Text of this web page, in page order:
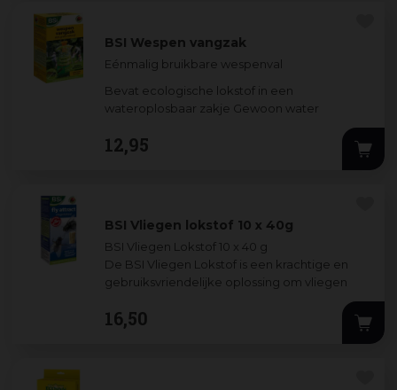
BSI Wespen vangzak
Eénmalig bruikbare wespenval
Bevat ecologische lokstof in een
wateroplosbaar zakje Gewoon water
terra...
12,95
BSI Vliegen lokstof 10 x 40g
BSI Vliegen Lokstof 10 x 40 g
De BSI Vliegen Lokstof is een krachtige en
gebruiksvriendelijke oplossing om vliegen
...
16,50